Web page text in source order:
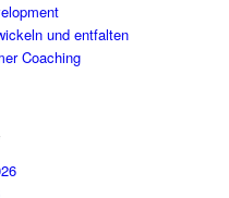
und entfalten
Coaching